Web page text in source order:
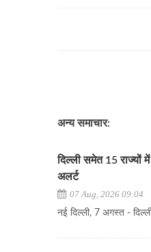
अन्य समाचार:
दिल्ली समेत 15 राज्यों
अलर्ट
07 Aug, 2026 09:04
नई दिल्ली, 7 अगस्त -